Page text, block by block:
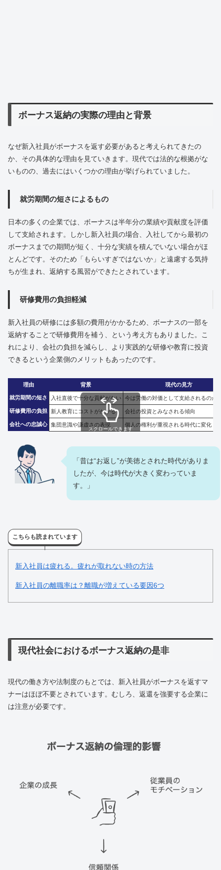
ボーナス返納の実際の理由と背景
なぜ新入社員がボーナスを返す必要があると考えられてきたの
か、その具体的な理由を見ていきます。現代では法的な根拠がな
いものの、過去にはいくつかの理由が挙げられていました。
就労期間の短さによるもの
日本の多くの企業では、ボーナスは半年分の業績や貢献度を評価
して支給されます。しかし新入社員の場合、入社してから最初の
ボーナスまでの期間が短く、十分な実績を積んでいない場合がほ
とんどです。そのため「もらいすぎではないか」と遠慮する気持
ちが生まれ、返納する風習ができたとされています。
研修費用の負担軽減
新入社員の研修には多額の費用がかかるため、ボーナスの一部を
返納することで研修費用を補う、という考え方もありました。こ
れにより、会社の負担を減らし、より実践的な研修や教育に投資
できるという企業側のメリットもあったのです。
理由 背景 現代の見方
就労期間の短さ 入社直後で十分な貢献がない 今は労働の対価として支給されるのが
研修費用の負担 新人教育にコストがかかる 会社の投資とみなされる傾向
会社への忠誠心 集団意識や謙虚さの表現 個人の権利が重視される時代に変化
スクロールできます
「昔は“お返し”が美徳とされた時代がありま
したが、今は時代が大きく変わっていま
す。」
こちらも読まれています
新入社員は疲れる。疲れが取れない時の方法
新入社員の離職率は？離職が増えている要因6つ
現代社会におけるボーナス返納の是非
現代の働き方や法制度のもとでは、新入社員がボーナスを返すマ
ナーはほぼ不要とされています。むしろ、返還を強要する企業に
は注意が必要です。